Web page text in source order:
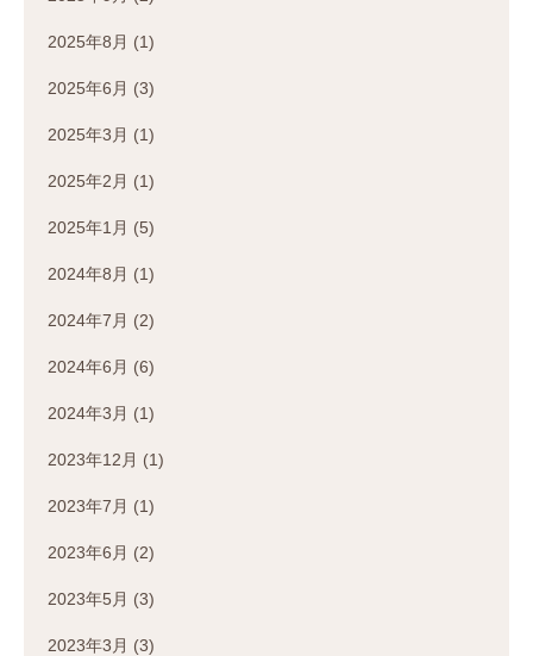
2025年8月 (1)
2025年6月 (3)
2025年3月 (1)
2025年2月 (1)
2025年1月 (5)
2024年8月 (1)
2024年7月 (2)
2024年6月 (6)
2024年3月 (1)
2023年12月 (1)
2023年7月 (1)
2023年6月 (2)
2023年5月 (3)
2023年3月 (3)